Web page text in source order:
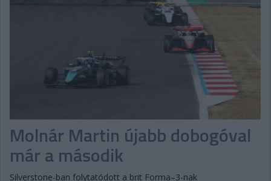
PONTÁLLÁSOK
Molnár Martin újabb dobogóval
már a második
Silverstone-ban folytatódott a brit Forma–3-nak